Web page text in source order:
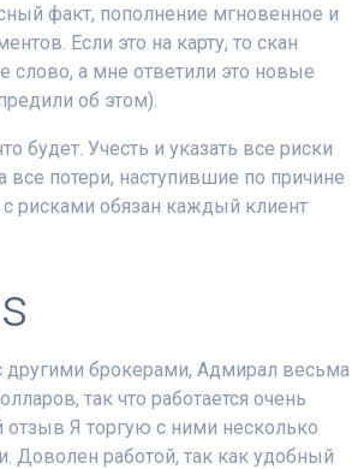
факт, пополнение мгновенное и
Если это на карту, то скан
слово, а мне ответили это новые
об этом).
будет. Учесть и указать все риски
потери, наступившие по причине
с рисками обязан каждый клиент
другими брокерами, Адмирал весьма
так что работается очень
Я торгую с ними несколько
Доволен работой, так как удобный